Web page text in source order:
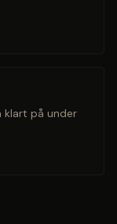
klart på under